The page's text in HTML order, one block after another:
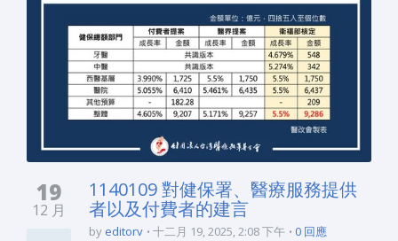
19
12 月
1140109 對健保署、醫療服務提供
者以及付費者的建言
by editorv 十二月 19, 2025, 2:08 下午 0 回應